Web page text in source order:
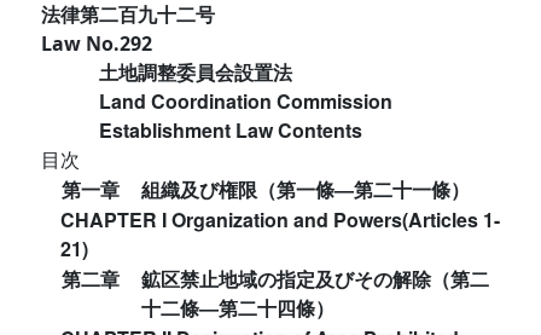
法律第二百九十二号
Law No.292
土地調整委員会設置法
Land Coordination Commission
Establishment Law Contents
目次
第一章
組織及び権限（第一條―第二十一條）
CHAPTER I Organization and Powers(Articles 1-
21)
第二章
鉱区禁止地域の指定及びその解除（第二
十二條―第二十四條）